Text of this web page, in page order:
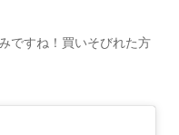
ですね！買いそびれた方